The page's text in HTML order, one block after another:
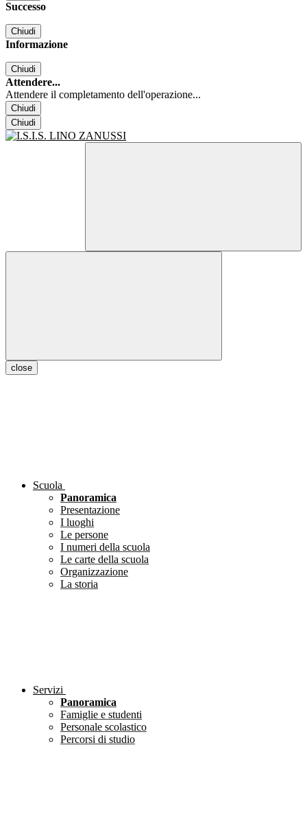
Successo
Chiudi
Informazione
Chiudi
Attendere...
Attendere il completamento dell'operazione...
Chiudi
Chiudi
close
Scuola
Panoramica
Presentazione
I luoghi
Le persone
I numeri della scuola
Le carte della scuola
Organizzazione
La storia
Servizi
Panoramica
Famiglie e studenti
Personale scolastico
Percorsi di studio